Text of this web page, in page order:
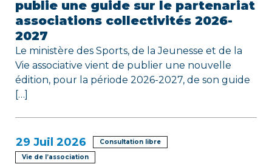
r
t
i
c
l
e
publie une guide sur le partenariat
associations collectivités 2026-
2027
Le ministère des Sports, de la Jeunesse et de la
Vie associative vient de publier une nouvelle
édition, pour la période 2026-2027, de son guide
[…]
29 Juil 2026
Consultation libre
Vie de l’association